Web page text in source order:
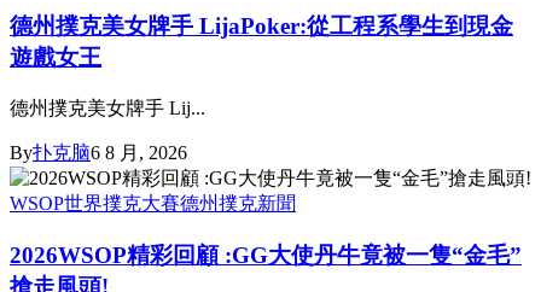
德州撲克美女牌手 LijaPoker:從工程系學生到現金
遊戲女王
德州撲克美女牌手 Lij...
By扑克脑6 8 月, 2026
WSOP世界撲克大賽德州撲克新聞
2026WSOP精彩回顧 :GG大使丹牛竟被一隻“金毛”
搶走風頭!